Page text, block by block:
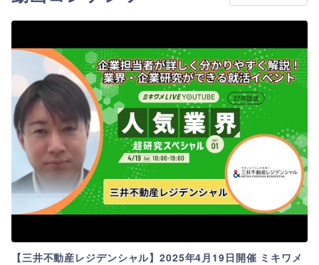
【三井不動産レジデンシャル】2025年4月19日開催 ミキワメ